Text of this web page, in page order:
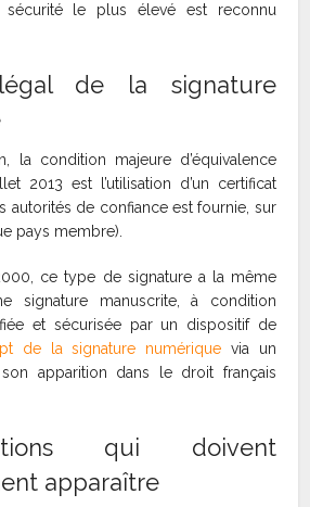
le plus élevé est reconnu
de la signature
la condition majeure d’équivalence
2013 est l’utilisation d’un certificat
autorités de confiance est fournie, sur
pays membre).
ce type de signature a la même
signature manuscrite, à condition
et sécurisée par un dispositif de
de la signature numérique via un
apparition dans le droit français
qui doivent
apparaître